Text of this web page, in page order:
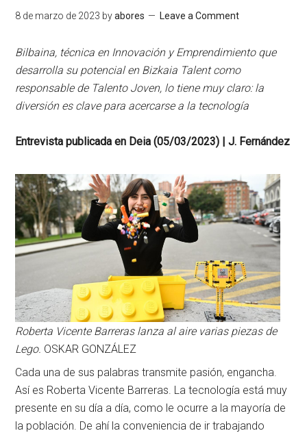
8 de marzo de 2023 byabores Leave a Comment
Bilbaina, técnica en Innovación y Emprendimiento que
desarrolla su potencial en Bizkaia Talent como
responsable de Talento Joven, lo tiene muy claro: la
diversión es clave para acercarse a la tecnología
Entrevista publicada en Deia (05/03/2023) | J. Fernández
Roberta Vicente Barreras lanza al aire varias piezas de
Lego. OSKAR GONZÁLEZ
Cada una de sus palabras transmite pasión, engancha.
Así es Roberta Vicente Barreras. La tecnología está muy
presente en su día a día, como le ocurre a la mayoría de
la población. De ahí la conveniencia de ir trabajando